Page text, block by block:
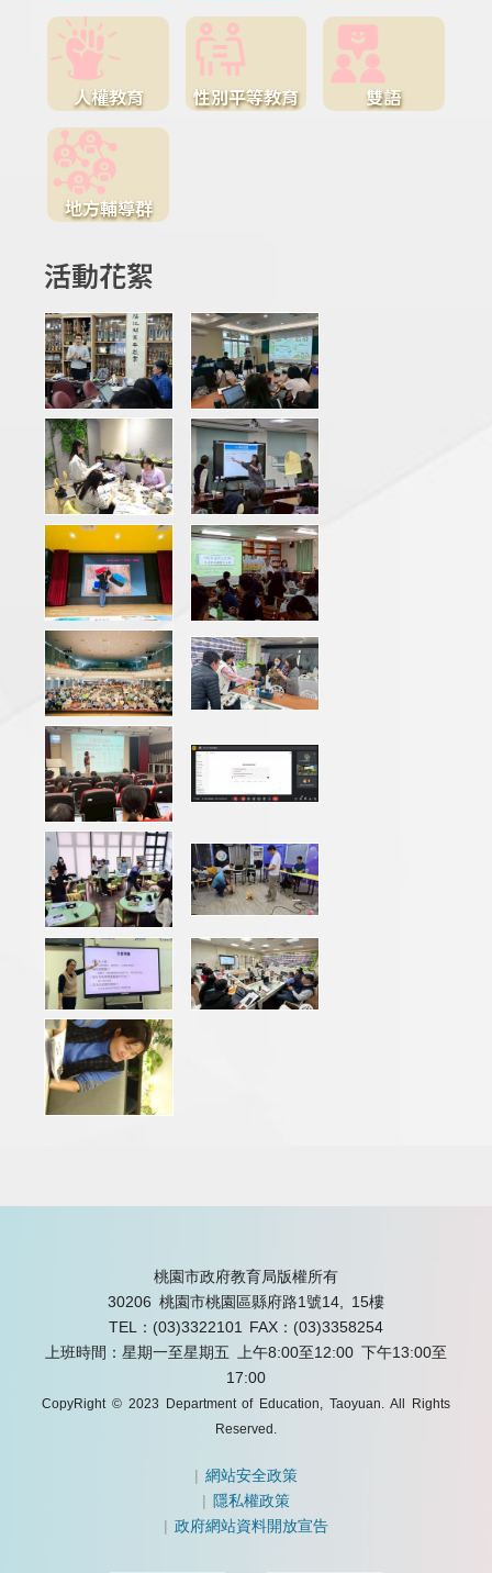
人權教育 性別平等教育 雙語
地方輔導群
活動花絮
桃園市政府教育局版權所有
30206 桃園市桃園區縣府路1號14, 15樓
TEL：(03)3322101 FAX：(03)3358254
上班時間：星期一至星期五 上午8:00至12:00 下午13:00至
17:00
CopyRight © 2023 Department of Education, Taoyuan. All Rights
Reserved.
|網站安全政策
| 隱私權政策
|政府網站資料開放宣告